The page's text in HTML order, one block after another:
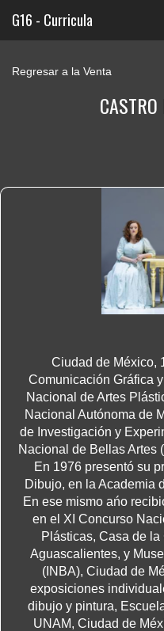
G16 - Curricula
Regresar a la Venta
CASTRO
Ciudad de México,
Comunicación Gráfica
Nacional de Artes
Nacional Autónoma de
de Investigación y
Nacional de Bellas Artes
En 1976 presentó su
Dibujo, en la Academia
En ese mismo ańo
en el XI Concurso
Plásticas, Casa de
Aguascalientes, y
(INBA), Ciudad de
exposiciones
dibujo y pintura,
UNAM, Ciudad de